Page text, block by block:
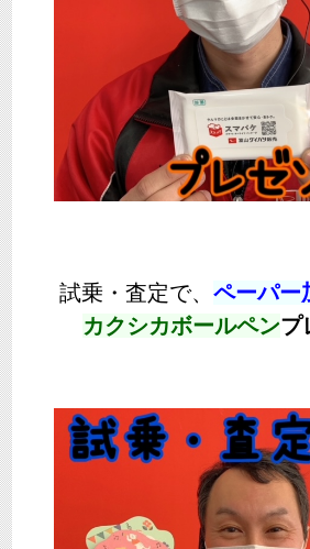
試乗・査定で、 ペーパー
カクシカボールペンプ